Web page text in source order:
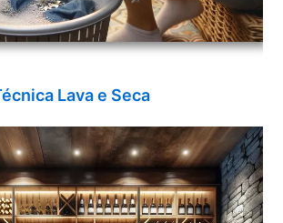
Lava e Seca